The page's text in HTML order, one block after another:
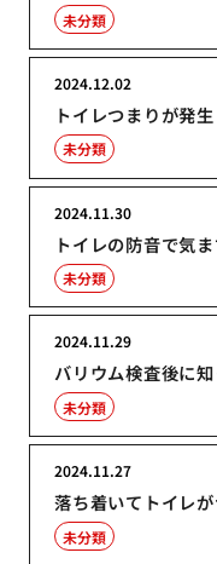
未分類
トイレつまりが発
2024.12.02
未分類
トイレの防音で気
2024.11.30
未分類
バリウム検査後に
2024.11.29
未分類
落ち着いてトイレ
2024.11.27
未分類